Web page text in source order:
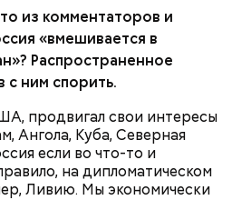
из комментаторов и
«вмешивается в
Распространенное
ним спорить.
продвигал свои интересы
Ангола, Куба, Северная
если во что-то и
на дипломатическом
Ливию. Мы экономически